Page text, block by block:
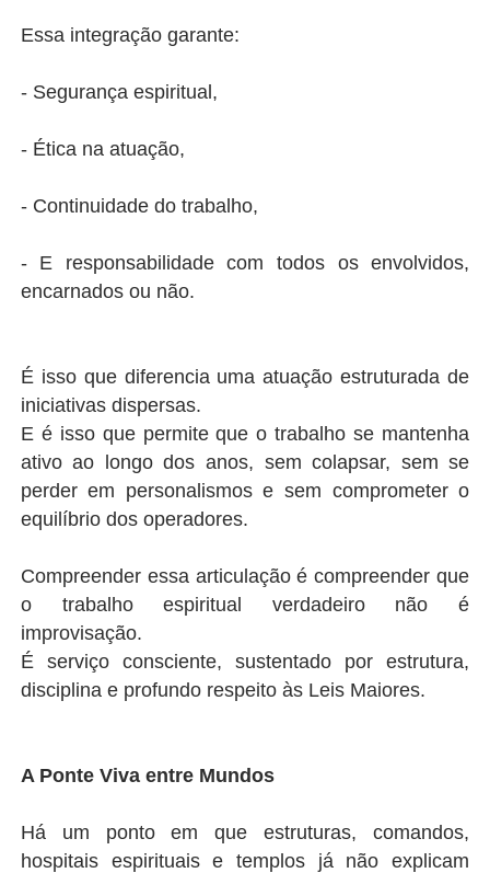
Essa integração garante:
- Segurança espiritual,
- Ética na atuação,
- Continuidade do trabalho,
- E responsabilidade com todos os envolvidos,
encarnados ou não.
É isso que diferencia uma atuação estruturada de
iniciativas dispersas.
E é isso que permite que o trabalho se mantenha
ativo ao longo dos anos, sem colapsar, sem se
perder em personalismos e sem comprometer o
equilíbrio dos operadores.
Compreender essa articulação é compreender que
o trabalho espiritual verdadeiro não é
improvisação.
É serviço consciente, sustentado por estrutura,
disciplina e profundo respeito às Leis Maiores.
A Ponte Viva entre Mundos
Há um ponto em que estruturas, comandos,
hospitais espirituais e templos já não explicam